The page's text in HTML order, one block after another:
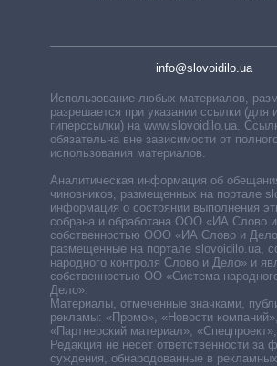
info@slovoidilo.ua
Использование любых материалов,
разрешается при указании ссылки (для
гиперссылки) на www.slovoidilo.ua.
обязательна вне зависимости от
использования материалов.
Аналитическая информация об
чиновников, размещенных на портале
информация о состоянии выполнения
собрана и обработана ООО «ИА Слово и
собственностью ООО «ИА Слово и
размещенные на портале slovoidilo.ua,
народного контроля Слово и Дело» и
собственностью ОО «Система
Дело».
Материалы, отмеченные значками,
рекламы: «Промо», «Новости
«Партнерский материал»,
Редакция не несет ответственности за
суждения, обнародованные в